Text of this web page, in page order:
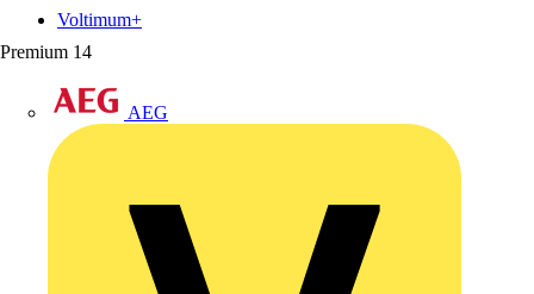
Premium 14
AEG
Voltimum+